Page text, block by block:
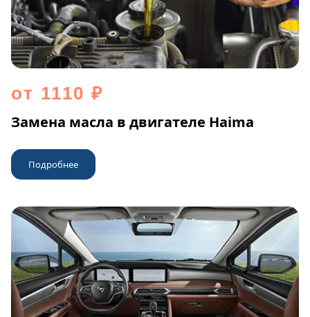
от 1110 ₽
Замена масла в двигателе Haima
Подробнее